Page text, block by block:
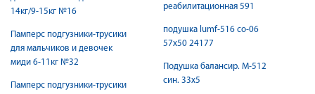
14кг/9-15кг №16
Памперс подгузники-трусики
для мальчиков и девочек
миди 6-11кг №32
Памперс подгузники-трусики
реабилитационная 591
подушка lumf-516 со-06
57х50 24177
Подушка балансир. М-512
син. 33х5